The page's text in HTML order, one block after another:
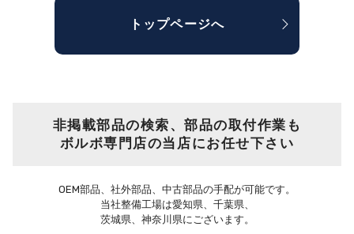
非掲載部品の検索、部品の取付作業も
ボルボ専門店の当店にお任せ下さい
OEM部品、社外部品、中古部品の手配が可能です。
当社整備工場は愛知県、千葉県、
茨城県、神奈川県にございます。
トップページへ